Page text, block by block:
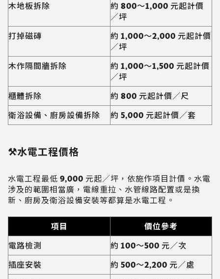
木地板拆除
約 800～1,000 元起計價
／坪
打掉磁磚
約 1,000～2,000 元起計價
／坪
木作隔間牆拆除
約 1,000～1,500 元起計價
／坪
櫃體拆除
約 800 元起計價／尺
衛浴設備、廚房設備拆除
約 5,000 元起計價／套
⚒️水電工程價格
水電工程最低 9,000 元起／坪，依施作項目計價。水電
涉及的範圍相當廣，電線重拉、水管線路配置或是換
新、廚房及衛浴設備安裝等都算是水電工程。
項目
價位參考
電路檢測
約 100～500 元／次
插座安裝
約 500～2,200 元／處